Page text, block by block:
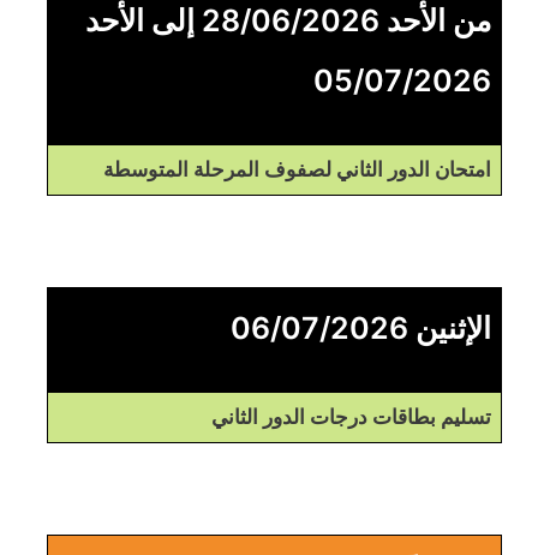
من الأحد 28/06/2026 إلى الأحد
05/07/2026
امتحان الدور الثاني لصفوف المرحلة المتوسطة
الإثنين 06/07/2026
تسليم بطاقات درجات الدور الثاني